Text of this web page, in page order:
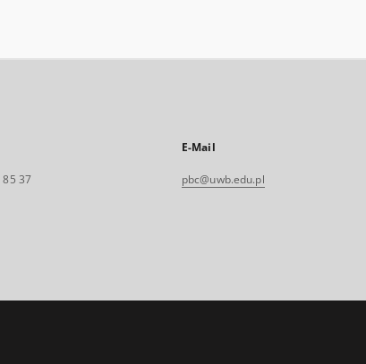
85 37
E-Mail
pbc@uwb.edu.pl